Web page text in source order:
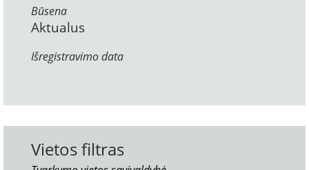
Būsena
Aktualus
Išregistravimo data
Vietos filtras